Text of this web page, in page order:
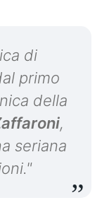
di
primo
della
,
seriana